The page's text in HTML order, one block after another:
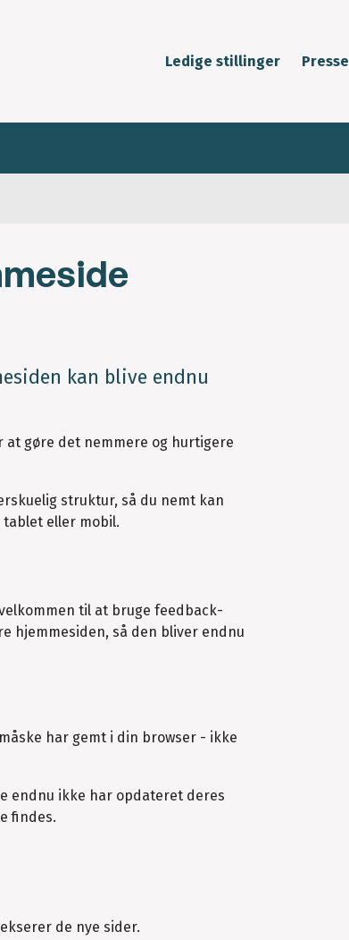
Ledige stillinger Presse
kan blive endnu
at gøre det nemmere og hurtigere
struktur, så du nemt kan
tablet eller mobil.
til at bruge feedback-
hjemmesiden, så den bliver endnu
har gemt i din browser - ikke
endnu ikke har opdateret deres
findes.
de nye sider.